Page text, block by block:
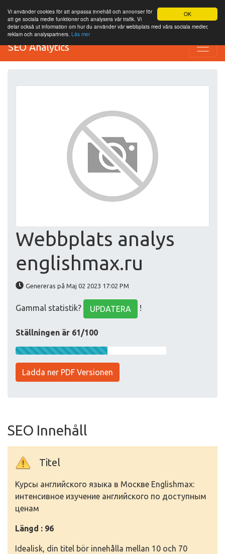
OK
Vi använder cookies för att anpassa innehåll och annonser för
att ge sociala medie funktioner och analysera vår trafik. Vi
delar också ut information om hur du använder vår webbplats med våra sociala medier,
reklam och analyspartners. Läs mer
SEO Analytics
Webbplats analys
englishmax.ru
Genereras på Maj 02 2023 17:02 PM
Gammal statistik? UPDATERA !
Ställningen är 61/100
Ladda ner PDF Versionen
SEO Innehåll
Titel
Курсы английского языка в Москве Englishmax:
интенсивное изучение английского по доступным
ценам
Längd : 96
Idealisk, din titel bör innehålla mellan 10 och 70